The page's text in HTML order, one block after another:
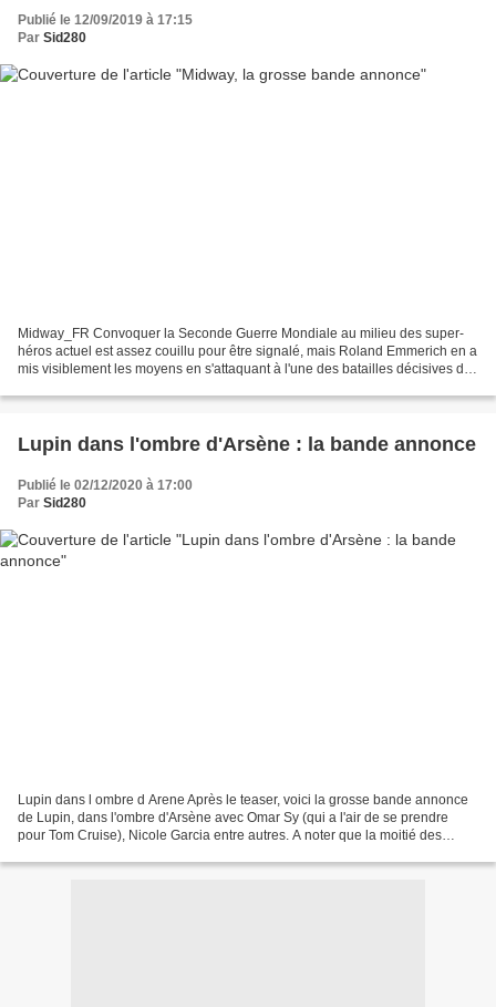
Publié le 12/09/2019 à 17:15
Par Sid280
Midway_FR Convoquer la Seconde Guerre Mondiale au milieu des super-
héros actuel est assez couillu pour être signalé, mais Roland Emmerich en a
mis visiblement les moyens en s'attaquant à l'une des batailles décisives du
Lupin dans l'ombre d'Arsène : la bande annonce
Publié le 02/12/2020 à 17:00
Par Sid280
Lupin dans l ombre d Arene Après le teaser, voici la grosse bande annonce
de Lupin, dans l'ombre d'Arsène avec Omar Sy (qui a l'air de se prendre
pour Tom Cruise), Nicole Garcia entre autres. A noter que la moitié des